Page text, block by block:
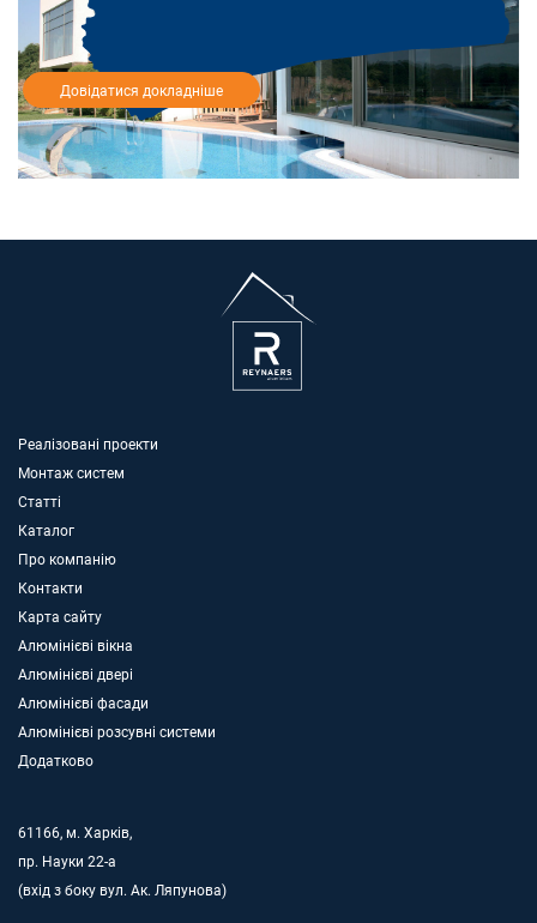
Довідатися докладніше
Реалізовані проекти
Монтаж систем
Статті
Каталог
Про компанію
Контакти
Карта сайту
Алюмінієві вікна
Алюмінієві двері
Алюмінієві фасади
Алюмінієві розсувні системи
Додатково
61166, м. Харків,
пр. Науки 22-а
(вхід з боку вул. Ак. Ляпунова)